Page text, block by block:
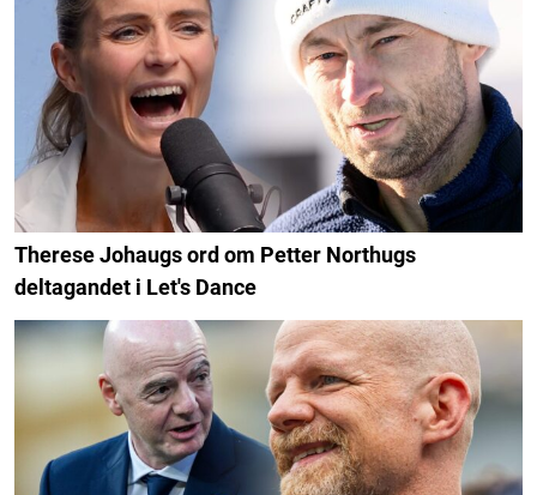
Therese Johaugs ord om Petter Northugs
deltagandet i Let's Dance